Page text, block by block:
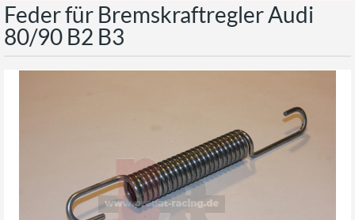
Feder für Bremskraftregler Audi
80/90 B2 B3